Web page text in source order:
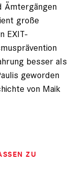
Ämtergängen
große
EXIT-
besser als
geworden
von Maik
ZU